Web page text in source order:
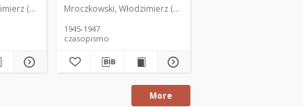
(1902-1971). Redaktor
Mroczkowski, Włodzimierz (1902-1971). Redaktor
1945-1947
czasopismo
More